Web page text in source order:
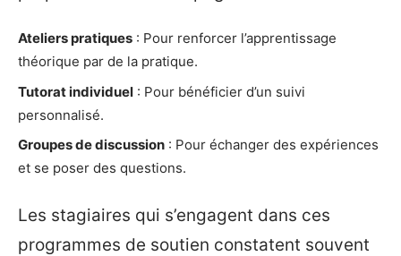
Ateliers pratiques : Pour renforcer l’apprentissage
théorique par de la pratique.
Tutorat individuel : Pour bénéficier d’un suivi
personnalisé.
Groupes de discussion : Pour échanger des expériences
et se poser des questions.
Les stagiaires qui s’engagent dans ces
programmes de soutien constatent souvent